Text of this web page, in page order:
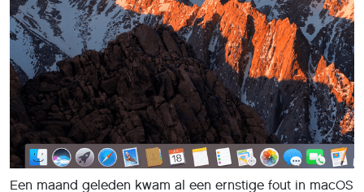
Een maand geleden kwam al een ernstige fout in macOS